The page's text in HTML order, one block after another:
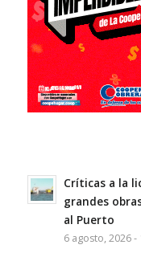
Críticas a la
grandes
al Puerto
6 agosto, 2026 -